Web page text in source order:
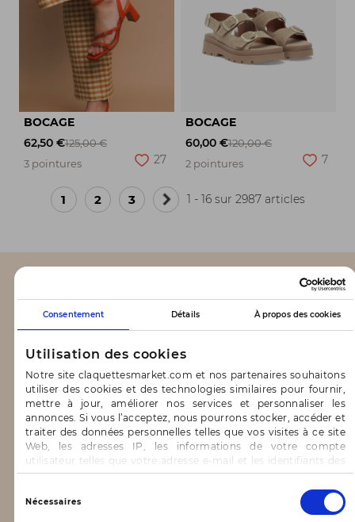
Consentement Détails À propos des cookies
Utilisation des cookies
Notre site claquettesmarket.com et nos partenaires souhaitons
utiliser des cookies et des technologies similaires pour fournir,
mettre à jour, améliorer nos services et personnaliser les
annonces. Si vous l’acceptez, nous pourrons stocker, accéder et
traiter des données personnelles telles que vos visites à ce site
Web, les adresses IP, les informations de votre compte
utilisateur telles que votre adresse e-mail et les identifiants des
cookies.
Vous avez le choix d’« Accepter » pour consentir à ces
utilisations, de « Refuser » pour vous y opposer ou
de sélectionner vos préférences concernant chaque catégorie
Nécessaires
BOCAGE
62,50 €125,00 €
3 pointures
27
BOCAGE
60,00 €120,00 €
2 pointures
7
1 2 3
Page
1 - 16 sur 2987 articles
CLAQUETTES MARKET
Notre concept
Blog
CONTACT & AIDE
FAQ
Nous contacter
INFORMATIONS